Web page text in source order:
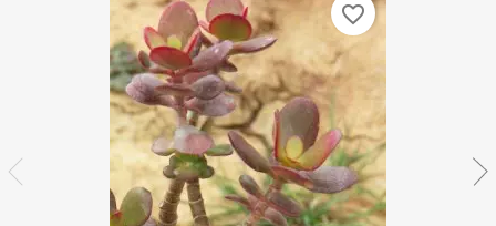
favorite_border